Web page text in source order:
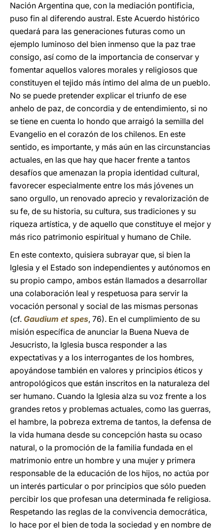
Nación Argentina que, con la mediación pontificia,
puso fin al diferendo austral. Este Acuerdo histórico
quedará para las generaciones futuras como un
ejemplo luminoso del bien inmenso que la paz trae
consigo, así como de la importancia de conservar y
fomentar aquellos valores morales y religiosos que
constituyen el tejido más íntimo del alma de un pueblo.
No se puede pretender explicar el triunfo de ese
anhelo de paz, de concordia y de entendimiento, si no
se tiene en cuenta lo hondo que arraigó la semilla del
Evangelio en el corazón de los chilenos. En este
sentido, es importante, y más aún en las circunstancias
actuales, en las que hay que hacer frente a tantos
desafíos que amenazan la propia identidad cultural,
favorecer especialmente entre los más jóvenes un
sano orgullo, un renovado aprecio y revalorización de
su fe, de su historia, su cultura, sus tradiciones y su
riqueza artística, y de aquello que constituye el mejor y
más rico patrimonio espiritual y humano de Chile.
En este contexto, quisiera subrayar que, si bien la
Iglesia y el Estado son independientes y autónomos en
su propio campo, ambos están llamados a desarrollar
una colaboración leal y respetuosa para servir la
vocación personal y social de las mismas personas
(cf. Gaudium et spes, 76). En el cumplimiento de su
misión específica de anunciar la Buena Nueva de
Jesucristo, la Iglesia busca responder a las
expectativas y a los interrogantes de los hombres,
apoyándose también en valores y principios éticos y
antropológicos que están inscritos en la naturaleza del
ser humano. Cuando la Iglesia alza su voz frente a los
grandes retos y problemas actuales, como las guerras,
el hambre, la pobreza extrema de tantos, la defensa de
la vida humana desde su concepción hasta su ocaso
natural, o la promoción de la familia fundada en el
matrimonio entre un hombre y una mujer y primera
responsable de la educación de los hijos, no actúa por
un interés particular o por principios que sólo pueden
percibir los que profesan una determinada fe religiosa.
Respetando las reglas de la convivencia democrática,
lo hace por el bien de toda la sociedad y en nombre de